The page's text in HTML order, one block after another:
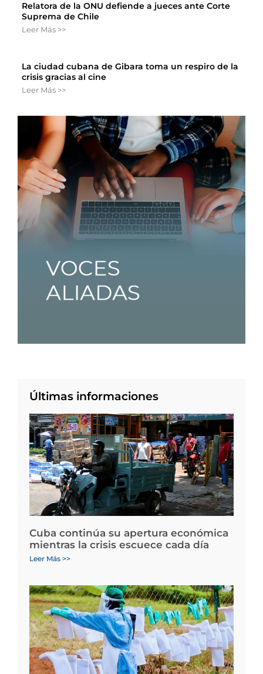
Relatora de la ONU defiende a jueces ante Corte
Suprema de Chile
Leer Más >>
La ciudad cubana de Gibara toma un respiro de la
crisis gracias al cine
Leer Más >>
Últimas informaciones
Cuba continúa su apertura económica
mientras la crisis escuece cada día
Leer Más >>